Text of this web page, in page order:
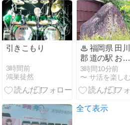
巡る夏旅
引きこもり
3時間前
鴻巣徒然
♨ 福岡県 田川
郡 道の駅 おお
とう桜街道 さ
くら館
3時間10分前
全て表示